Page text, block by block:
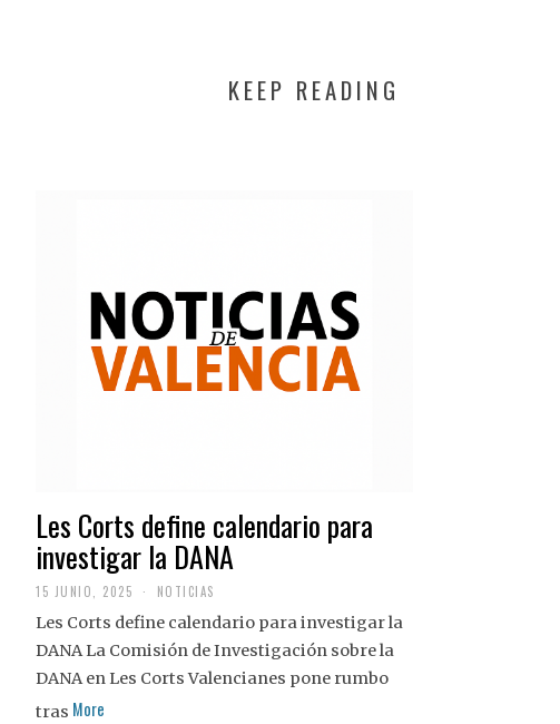
KEEP READING
Les Corts define calendario para
investigar la DANA
15 JUNIO, 2025 NOTICIAS
Les Corts define calendario para investigar la
DANA La Comisión de Investigación sobre la
DANA en Les Corts Valencianes pone rumbo
tras More